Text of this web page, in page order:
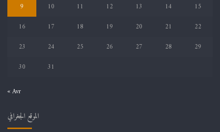
9
10 11 12 13 14
15
16
17 18 19 20 21
22
23
24 25 26 27 28
29
30
31
« Avr
الموقع الجغرافي